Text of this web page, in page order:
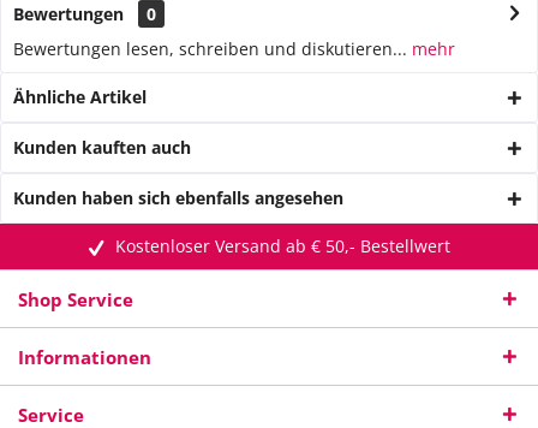
Bewertungen
0
Bewertungen lesen, schreiben und diskutieren... mehr
Ähnliche Artikel
Kunden kauften auch
Kunden haben sich ebenfalls angesehen
Kostenloser Versand ab € 50,- Bestellwert
Shop Service
Informationen
Service